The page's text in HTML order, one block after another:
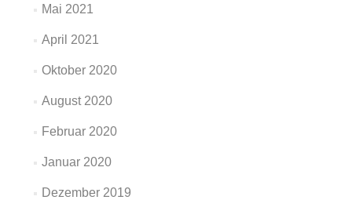
Mai 2021
April 2021
Oktober 2020
August 2020
Februar 2020
Januar 2020
Dezember 2019